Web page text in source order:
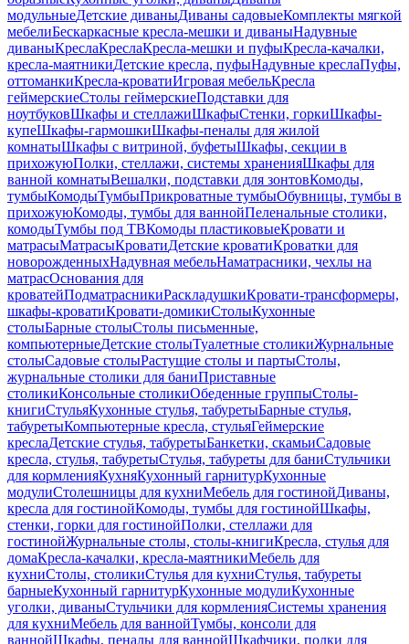
модульныеДетские диваныДиваны садовыеКомплекты мягкой
мебелиБескаркасные кресла-мешки и диваныНадувные
диваныКреслаКреслаКресла-мешки и пуфыКресла-качалки,
кресла-маятникиДетские кресла, пуфыНадувные креслаПуфы,
оттоманкиКресла-кроватиИгровая мебельКресла
геймерскиеСтолы геймерскиеПодставки для
ноутбуковШкафы и стеллажиШкафыСтенки, горкиШкафы-
купеШкафы-гармошкиШкафы-пеналы для жилой
комнатыШкафы с витриной, буфетыШкафы, секции в
прихожуюПолки, стеллажи, системы храненияШкафы для
ванной комнатыВешалки, подставки для зонтовКомоды,
тумбыКомодыТумбыПрикроватные тумбыОбувницы, тумбы в
прихожуюКомоды, тумбы для ваннойПеленальные столики,
комодыТумбы под ТВКомоды пластиковыеКровати и
матрасыМатрасыКроватиДетские кроватиКроватки для
новорожденныхНадувная мебельНаматрасники, чехлы на
матрасОснования для
кроватейПодматрасникиРаскладушкиКровати-трансформеры,
шкафы-кроватиКровати-домикиСтолыКухонные
столыБарные столыСтолы письменные,
компьютерныеДетские столыТуалетные столикиЖурнальные
столыСадовые столыРастущие столы и партыСтолы,
журнальные столики для баниПриставные
столикиКонсольные столикиОбеденные группыСтолы-
книгиСтульяКухонные стулья, табуретыБарные стулья,
табуретыКомпьютерные кресла, стульяГеймерские
креслаДетские стулья, табуретыБанкетки, скамьиСадовые
кресла, стулья, табуретыСтулья, табуреты для баниСтульчики
для кормленияКухняКухонный гарнитурКухонные
модулиСтолешницы для кухниМебель для гостинойДиваны,
кресла для гостинойКомоды, тумбы для гостинойШкафы,
стенки, горки для гостинойПолки, стеллажи для
гостинойЖурнальные столы, столы-книгиКресла, стулья для
домаКресла-качалки, кресла-маятникиМебель для
кухниСтолы, столикиСтулья для кухниСтулья, табуреты
барныеКухонный гарнитурКухонные модулиКухонные
уголки, диваныСтульчики для кормленияСистемы хранения
для кухниМебель для ваннойТумбы, консоли для
ваннойШкафы, пеналы для ваннойШкафчики, полки для